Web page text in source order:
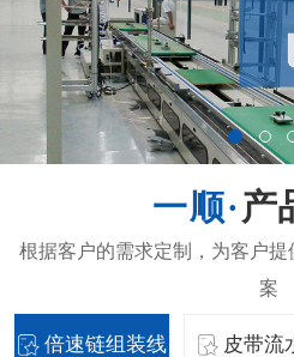
产
倍速链组装线 皮带流